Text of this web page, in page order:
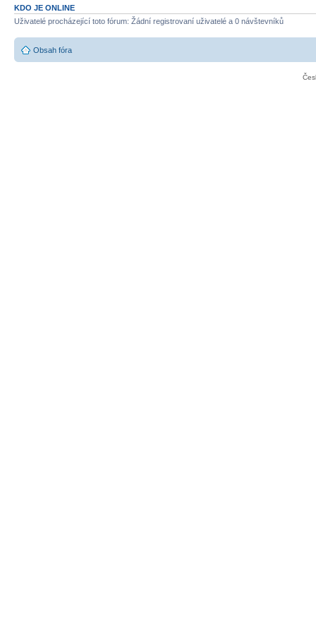
KDO JE ONLINE
Uživatelé procházející toto fórum: Žádní registrovaní uživatelé a 0 návštevníků
Obsah fóra